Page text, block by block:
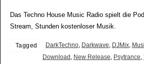
Das Techno House Music Radio spielt die
Stream, Stunden kostenloser Musik.
Tagged DarkTechno, Darkwave DJMix,
Download New Release Psytrance